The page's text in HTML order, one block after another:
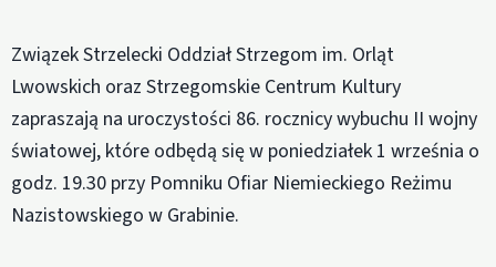
Związek Strzelecki Oddział Strzegom im. Orląt
Lwowskich oraz Strzegomskie Centrum Kultury
zapraszają na uroczystości 86. rocznicy wybuchu II wojny
światowej, które odbędą się w poniedziałek 1 września o
godz. 19.30 przy Pomniku Ofiar Niemieckiego Reżimu
Nazistowskiego w Grabinie.